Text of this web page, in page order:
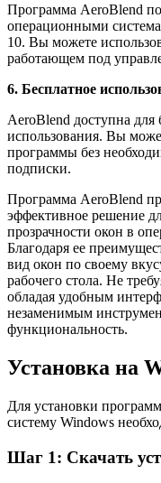
Программа AeroBlend
операционными
10. Вы можете
работающем под
6. Бесплатное
AeroBlend доступна для
использования. Вы
программы без
подписки.
Программа AeroBlend
эффективное решение
прозрачности окон в
Благодаря ее
вид окон по своему
рабочего стола. Не
обладая удобным
незаменимым
функциональность.
Установка на
Для установки
систему Windows
Шаг 1: Скачать